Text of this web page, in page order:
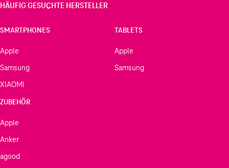
HÄUFIG GESUCHTE HERSTELLER
SMARTPHONES
Apple
Samsung
XIAOMI
TABLETS
Apple
Samsung
ZUBEHÖR
Apple
Anker
agood